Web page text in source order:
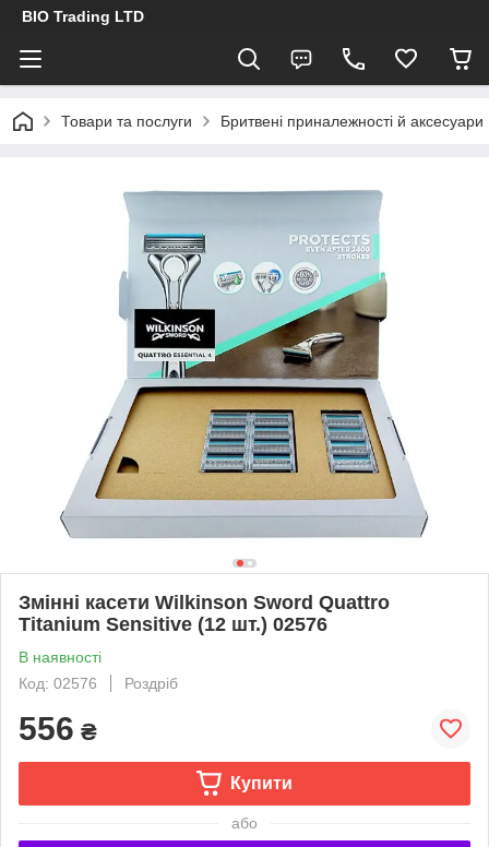
BIO Trading LTD
Товари та послуги Бритвені приналежності й аксесуари
Змінні касети Wilkinson Sword Quattro
Titanium Sensitive (12 шт.) 02576
В наявності
Код: 02576
Роздріб
556 ₴
Купити
або